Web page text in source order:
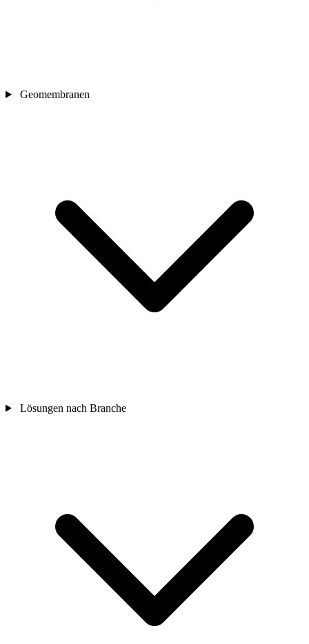
Geomembranen
Lösungen nach Branche